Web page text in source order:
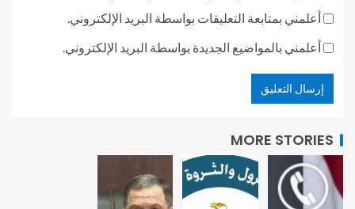
أعلمني بمتابعة التعليقات بواسطة البريد الإلكتروني.
أعلمني بالمواضيع الجديدة بواسطة البريد الإلكتروني.
MORE STORIES